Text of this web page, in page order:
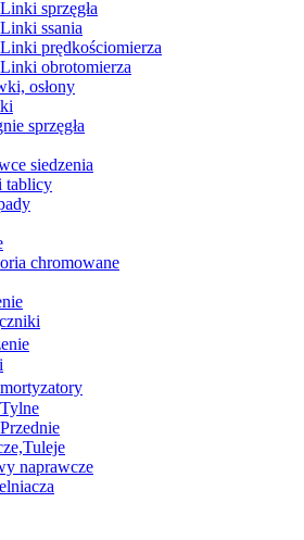
Linki sprzęgła
Linki ssania
Linki prędkościomierza
Linki obrotomierza
osłony
sprzęgła
siedzenia
tablicy
chromowane
Tylne
Przednie
naprawcze